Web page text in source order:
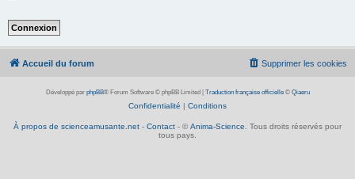
Accueil du forum Supprimer les cookies
Développé par phpBB® Forum Software © phpBB Limited Traduction française officielle© Qiaeru
Confidentialité | Conditions
À propos de scienceamusante.net - Contact - © Anima-Science . Tous droits réservés pour
tous pays.